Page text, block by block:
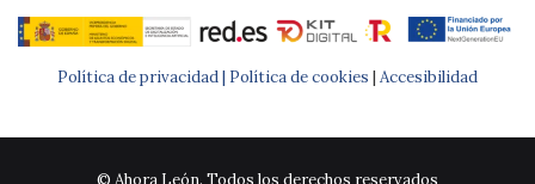
Política de privacidad | Política de cookies | Accesibilidad